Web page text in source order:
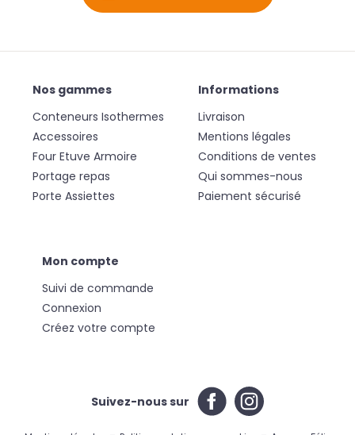
Nos gammes
Conteneurs Isothermes
Accessoires
Four Etuve Armoire
Portage repas
Porte Assiettes
Informations
Livraison
Mentions légales
Conditions de ventes
Qui sommes-nous
Paiement sécurisé
Mon compte
Suivi de commande
Connexion
Créez votre compte
Suivez-nous sur